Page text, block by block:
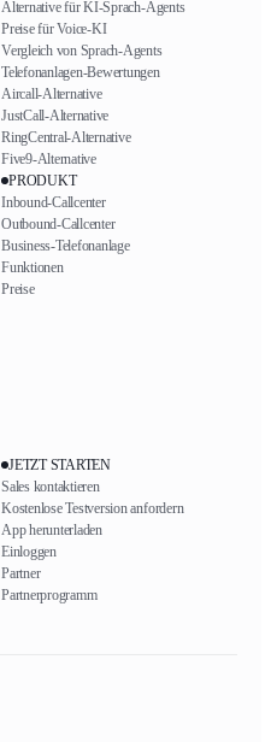
Alternative für KI-Sprach-Agents
Preise für Voice-KI
Vergleich von Sprach-Agents
Telefonanlagen-Bewertungen
Aircall-Alternative
JustCall-Alternative
RingCentral-Alternative
Five9-Alternative
PRODUKT
Inbound-Callcenter
Outbound-Callcenter
Business-Telefonanlage
Funktionen
Preise
JETZT STARTEN
Sales kontaktieren
Kostenlose Testversion anfordern
App herunterladen
Einloggen
Partner
Partnerprogramm